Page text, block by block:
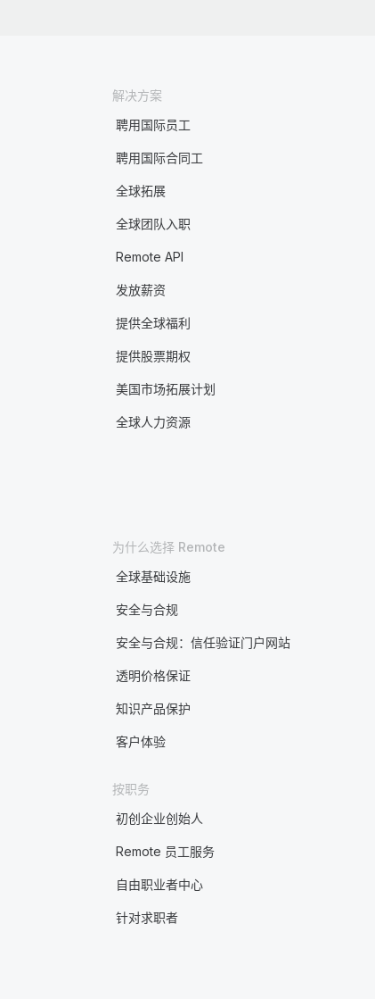
解决方案
聘用国际员工
聘用国际合同工
全球拓展
全球团队入职
Remote API
发放薪资
提供全球福利
提供股票期权
美国市场拓展计划
全球人力资源
为什么选择 Remote
全球基础设施
安全与合规
安全与合规：信任验证门户网站
透明价格保证
知识产品保护
客户体验
按职务
初创企业创始人
Remote 员工服务
自由职业者中心
针对求职者